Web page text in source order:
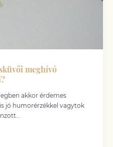
meghívó
akkor érdemes
jó humorérzékkel vagytok